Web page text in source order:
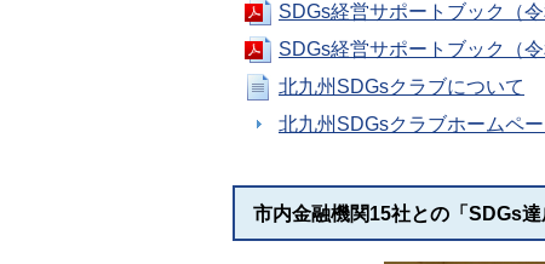
SDGs経営サポートブック（
SDGs経営サポートブック（
北九州SDGsクラブについて
北九州SDGsクラブホームペー
市内金融機関15社との「SDGs